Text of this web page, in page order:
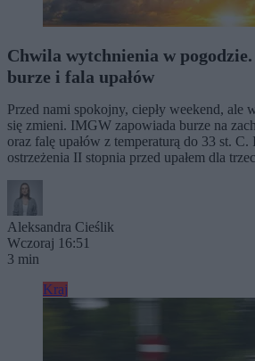
Chwila wytchnienia w
burze i fala upałów
Przed nami spokojny, ciepły weekend, ale
się zmieni. IMGW zapowiada burze na
oraz falę upałów z temperaturą do 33 st. C.
ostrzeżenia II stopnia przed upałem dla
Aleksandra Cieślik
Wczoraj 16:51
3 min
Kraj